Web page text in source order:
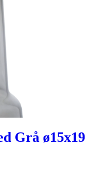
Grå ø15x19